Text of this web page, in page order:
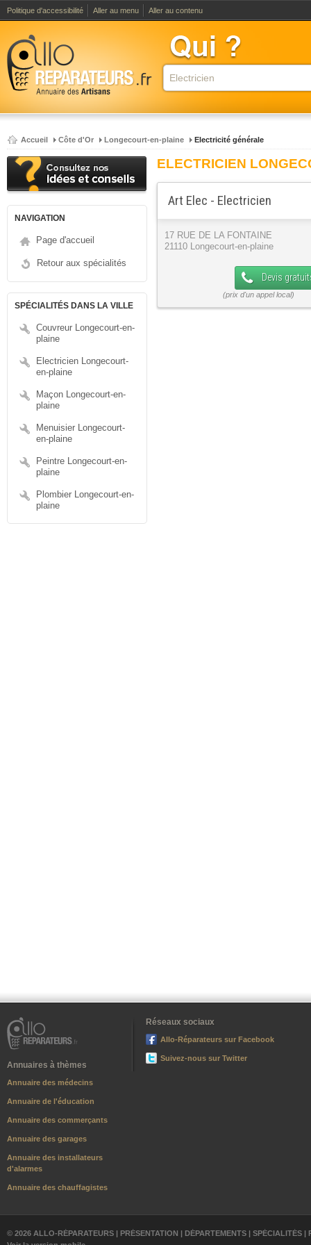
Politique d'accessibilité Aller au menu Aller au contenu
Accueil Côte d'Or Longecourt-en-plaine Electricité générale
NAVIGATION
Page d'accueil
Retour aux spécialités
SPÉCIALITÉS DANS LA VILLE
Couvreur Longecourt-en-
plaine
Electricien Longecourt-
en-plaine
Maçon Longecourt-en-
plaine
Menuisier Longecourt-
en-plaine
Peintre Longecourt-en-
plaine
Plombier Longecourt-en-
plaine
ELECTRICIEN
Art Elec - Electricien
17 RUE DE LA FONTAINE
21110 Longecourt-en-plaine
Devis
Annuaires à thèmes
Annuaire des médecins
Annuaire de l'éducation
Annuaire des commerçants
Annuaire des garages
Annuaire des installateurs
d'alarmes
Annuaire des chauffagistes
Réseaux sociaux
Allo-Réparateurs sur Facebook
Suivez-nous sur Twitter
© 2026 ALLO-RÉPARATEURS | PRÉSENTATION | DÉPARTEMENTS | SPÉCIALITÉS |